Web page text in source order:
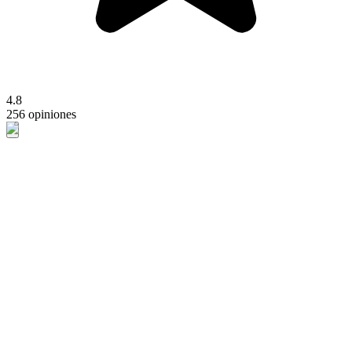
4.8
256 opiniones